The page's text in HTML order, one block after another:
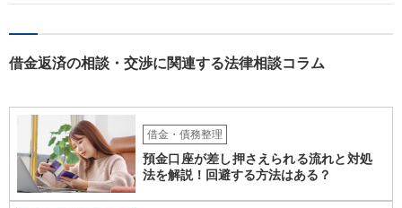
援用という方法も取れる可能性があるため、御主人に法律事務所に相
いかもしれません。 配偶者の債務がある状態で配偶者が亡くなると債
て相談にいくようにお話してみてはどうでしょうか。
借金返済の相談・交渉に関連する法律相談コラム
借金・債務整理
預金口座が差し押さえられる流れと対処
法を解説！回避する方法はある？